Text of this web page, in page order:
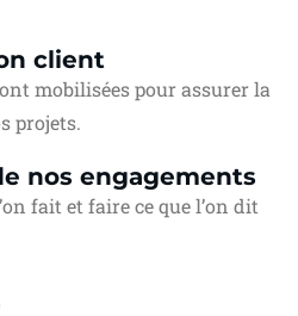
client
mobilisées pour assurer la
projets.
nos engagements
fait et faire ce que l’on dit